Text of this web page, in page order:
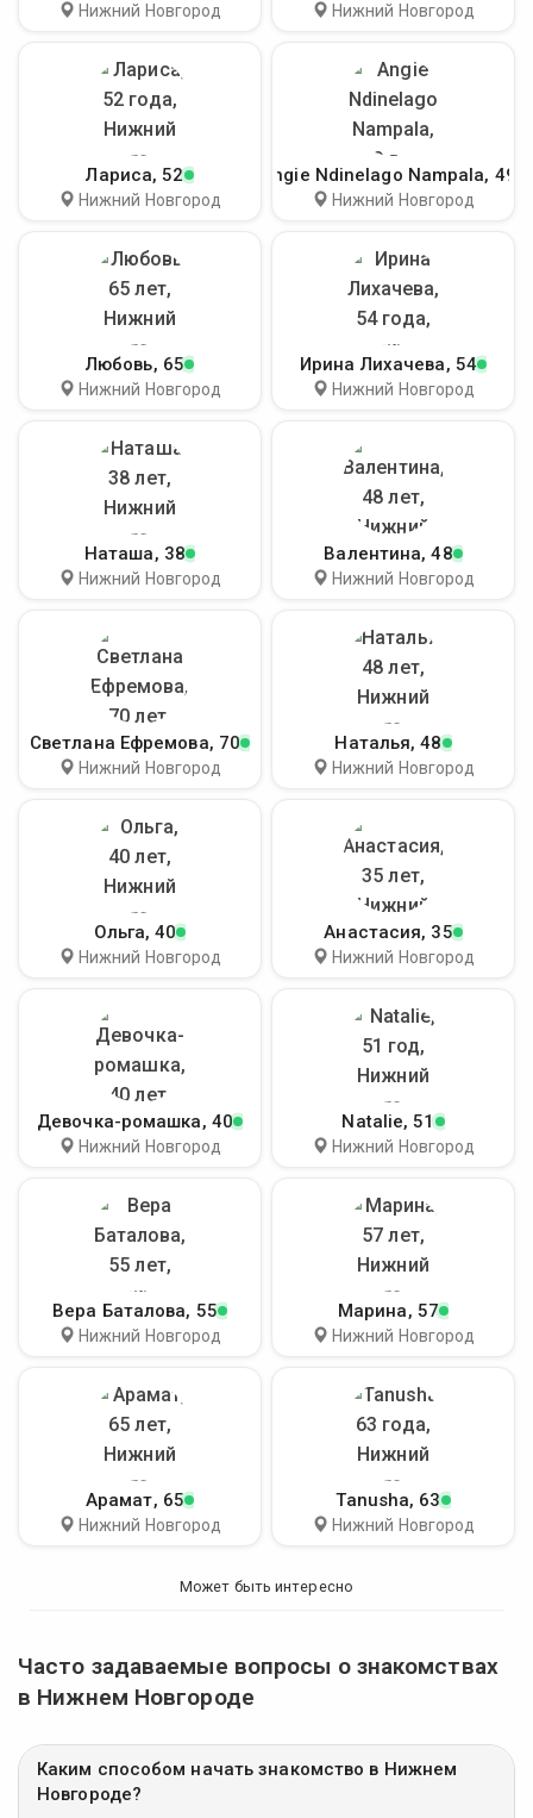
Нижний Новгород Нижний Новгород
Лариса, 52
Нижний Новгород
Angie Ndinelago Nampala, 49
Нижний Новгород
Любовь, 65
Нижний Новгород
Ирина Лихачева, 54
Нижний Новгород
Наташа, 38
Нижний Новгород
Валентина, 48
Нижний Новгород
Светлана Ефремова, 70
Нижний Новгород
Наталья, 48
Нижний Новгород
Ольга, 40
Нижний Новгород
Анастасия, 35
Нижний Новгород
Девочка-ромашка, 40
Нижний Новгород
Natalie, 51
Нижний Новгород
Вера Баталова, 55
Нижний Новгород
Марина, 57
Нижний Новгород
Арамат, 65
Нижний Новгород
Tanusha, 63
Нижний Новгород
Может быть интересно
Часто задаваемые вопросы о знакомствах
в Нижнем Новгороде
Каким способом начать знакомство в Нижнем
Новгороде?